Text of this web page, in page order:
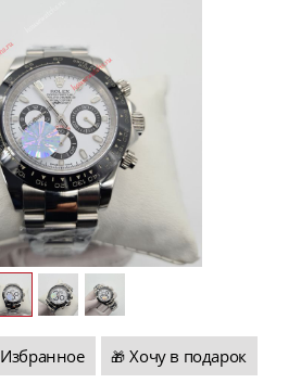
Избранное 🎁 Хочу в подарок